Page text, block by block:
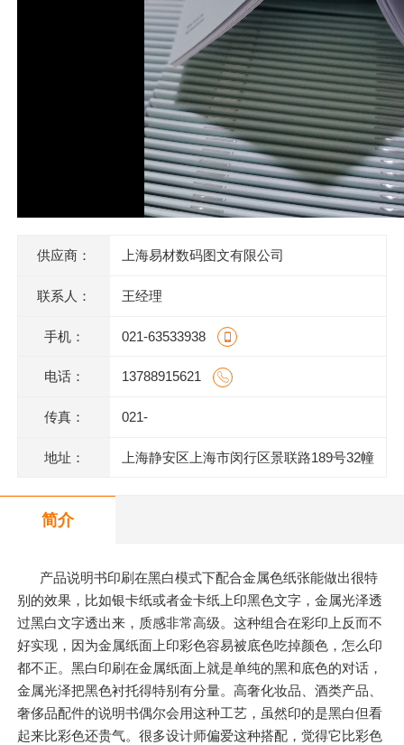
供应商： 上海易材数码图文有限公司
联系人： 王经理
手机： 021-63533938
电话： 13788915621
传真： 021-
地址： 上海静安区上海市闵行区景联路189号32幢
简介
产品说明书印刷在黑白模式下配合金属色纸张能做出很特
别的效果，比如银卡纸或者金卡纸上印黑色文字，金属光泽透
过黑白文字透出来，质感非常高级。这种组合在彩印上反而不
好实现，因为金属纸面上印彩色容易被底色吃掉颜色，怎么印
都不正。黑白印刷在金属纸面上就是单纯的黑和底色的对话，
金属光泽把黑色衬托得特别有分量。高奢化妆品、酒类产品、
奢侈品配件的说明书偶尔会用这种工艺，虽然印的是黑白但看
起来比彩色还贵气。很多设计师偏爱这种搭配，觉得它比彩色